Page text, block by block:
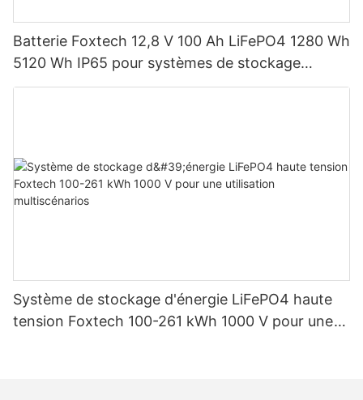
Batterie Foxtech 12,8 V 100 Ah LiFePO4 1280 Wh
5120 Wh IP65 pour systèmes de stockage
d'énergie solaire domestique
Système de stockage d'énergie LiFePO4 haute
tension Foxtech 100-261 kWh 1000 V pour une